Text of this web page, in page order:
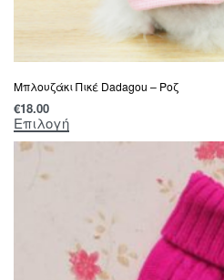
Mπλουζάκι Πικέ Dadagou – Ροζ
€18.00
Επιλογή